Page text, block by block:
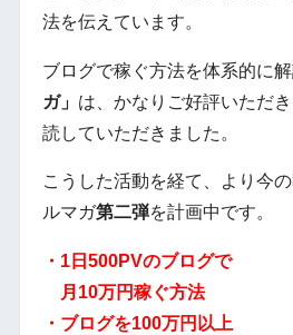
法を伝えています。
ブログで稼ぐ方法を体系的に
ガ」 は、かなりご好評いただ
読していただきました。
こうした活動を経て、より今
ルマガ第二弾を計画中です。
・1日500PVのブログで
月10万円稼ぐ方法
・ブログを100万円以上